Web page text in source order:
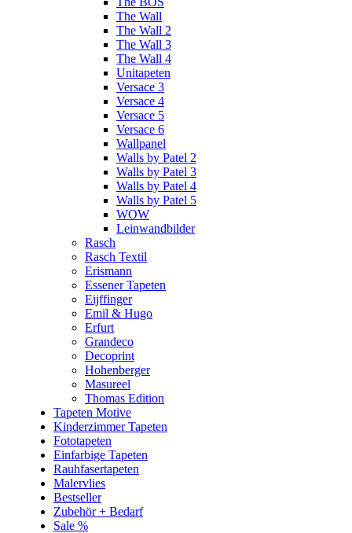
The Wall
The Wall 2
The Wall 3
The Wall 4
Unitapeten
Versace 3
Versace 4
Versace 5
Versace 6
Wallpanel
Walls by Patel 2
Walls by Patel 3
Walls by Patel 4
Walls by Patel 5
WOW
Leinwandbilder
Rasch
Rasch Textil
Erismann
Essener Tapeten
Eijffinger
Emil & Hugo
Erfurt
Grandeco
Decoprint
Hohenberger
Masureel
Thomas Edition
Tapeten Motive
Kinderzimmer Tapeten
Fototapeten
Einfarbige Tapeten
Rauhfasertapeten
Malervlies
Bestseller
Zubehör + Bedarf
Sale %